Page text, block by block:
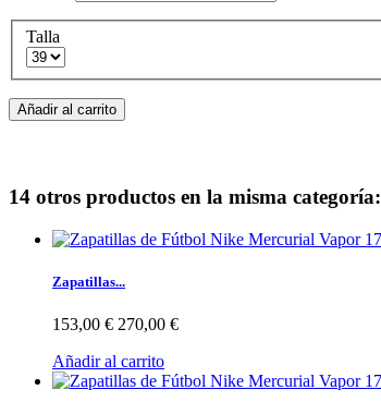
Talla
Añadir al carrito
14 otros productos en la misma categoría:
Zapatillas...
153,00 € 270,00 €
Añadir al carrito